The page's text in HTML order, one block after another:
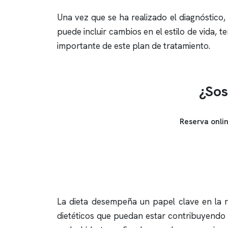
Una vez que se ha realizado el
puede incluir cambios en el estilo de vida,
importante de este plan de tratamiento.
Reserva
La dieta desempeña un papel clave en
dietéticos que puedan estar